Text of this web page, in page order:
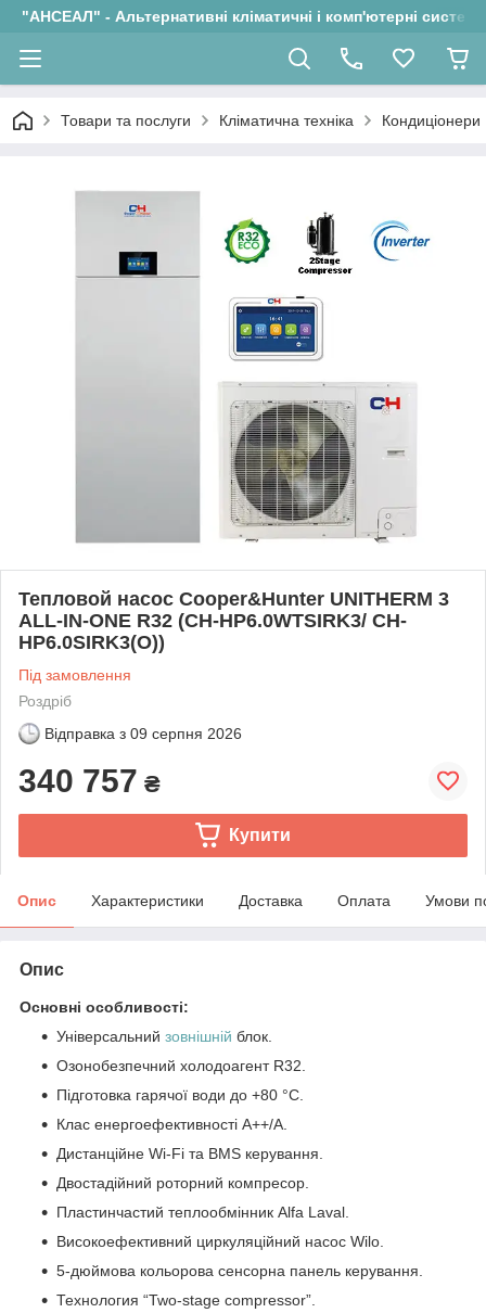
"АНСЕАЛ" - Альтернативні кліматичні і комп'ютерні системи
Товари та послуги Кліматична техніка Кондиціонери
Тепловой насос Cooper&Hunter UNITHERM 3
ALL-IN-ONE R32 (CH-HP6.0WTSIRK3/ CH-
HP6.0SIRK3(O))
Під замовлення
Роздріб
Відправка з 09 серпня 2026
340 757 ₴
Купити
Опис Характеристики Доставка Оплата Умови
Опис
Основні особливості:
Універсальний зовнішній блок.
Озонобезпечний холодоагент R32.
Підготовка гарячої води до +80 °C.
Клас енергоефективності А++/А.
Дистанційне Wi-Fi та BMS керування.
Двостадійний роторний компресор.
Пластинчастий теплообмінник Alfa Laval.
Високоефективний циркуляційний насос Wilo.
5-дюймова кольорова сенсорна панель керування.
Технология “Two-stage compressor”.